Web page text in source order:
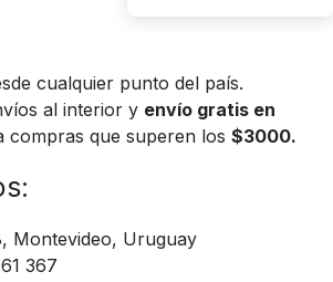
cualquier punto del país.
al interior y envío gratis en
compras que superen los $3000.
Montevideo, Uruguay
367